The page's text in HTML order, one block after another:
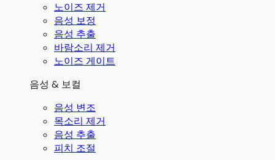
노이즈 제거
음성 보정
음성 추출
바람소리 제거
노이즈 게이트
음성 & 보컬
음성 변조
목소리 제거
음성 추출
피치 조절